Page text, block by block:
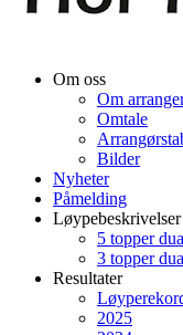
Om oss
Om
Omtale
Bilder
Nyheter
Påmelding
Løypebeskrivelser
5 topper
3 topper
Resultater
2025